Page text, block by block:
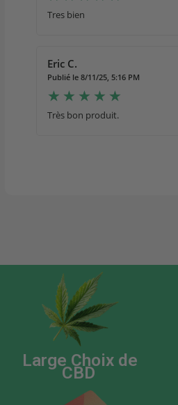
Tres bien
Eric C.
Publié le 8/11/25, 5:16 PM
Très bon produit.
Large Choix de
CBD